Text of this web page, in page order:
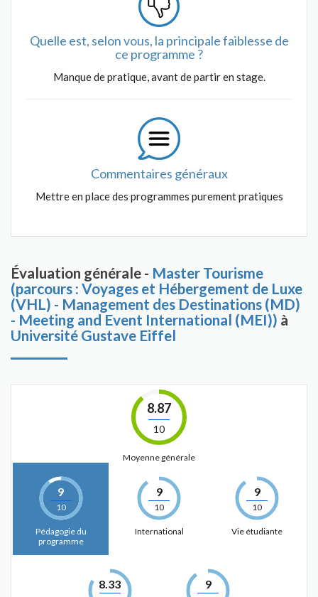
Quelle est, selon vous, la principale faiblesse de
ce programme ?
Manque de pratique, avant de partir en stage.
Commentaires généraux
Mettre en place des programmes purement pratiques
Évaluation générale - Master Tourisme
(parcours : Voyages et Hébergement de Luxe
(VHL) - Management des Destinations (MD)
- Meeting and Event International (MEI)) à
Université Gustave Eiffel
8.87
10
Moyenne générale
9
10
Pédagogie du
programme
9
10
International
9
10
Vie étudiante
8.33 9